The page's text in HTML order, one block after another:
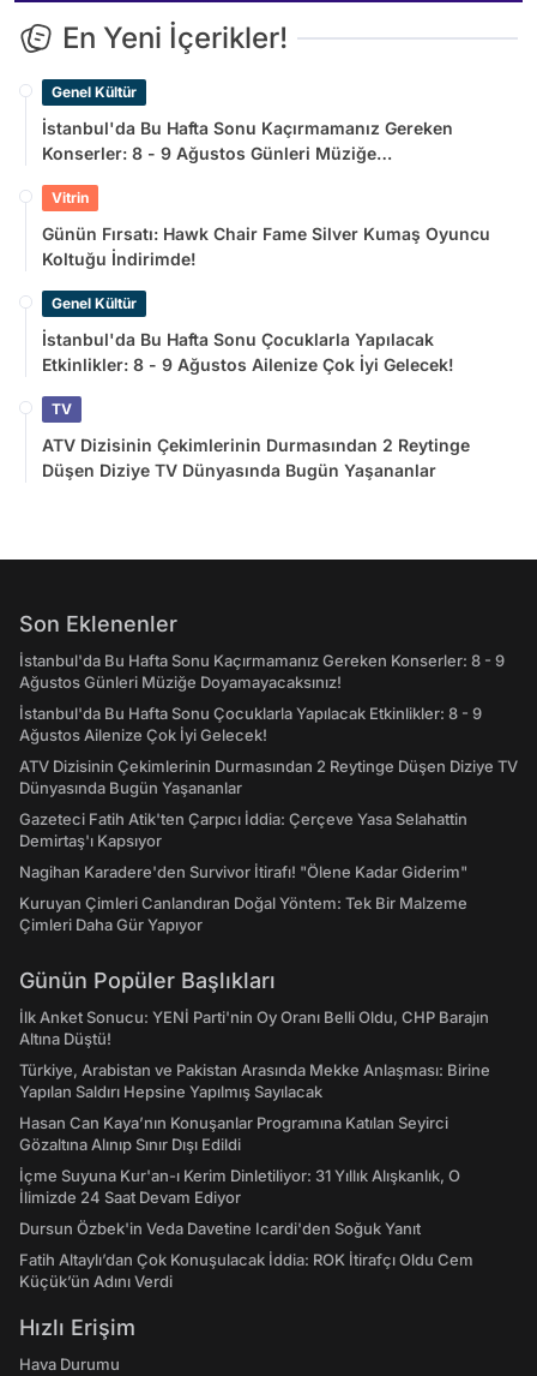
En Yeni İçerikler!
Genel Kültür
İstanbul'da Bu Hafta Sonu Kaçırmamanız Gereken
Konserler: 8 - 9 Ağustos Günleri Müziğe
Vitrin
Günün Fırsatı: Hawk Chair Fame Silver Kumaş Oyuncu
Koltuğu İndirimde!
Genel Kültür
İstanbul'da Bu Hafta Sonu Çocuklarla Yapılacak
Etkinlikler: 8 - 9 Ağustos Ailenize Çok İyi Gelecek!
TV
ATV Dizisinin Çekimlerinin Durmasından 2 Reytinge
Düşen Diziye TV Dünyasında Bugün Yaşananlar
Son Eklenenler
İstanbul'da Bu Hafta Sonu Kaçırmamanız Gereken Konserler: 8 - 9
Ağustos Günleri Müziğe Doyamayacaksınız!
İstanbul'da Bu Hafta Sonu Çocuklarla Yapılacak Etkinlikler: 8 - 9
Ağustos Ailenize Çok İyi Gelecek!
ATV Dizisinin Çekimlerinin Durmasından 2 Reytinge Düşen Diziye TV
Dünyasında Bugün Yaşananlar
Gazeteci Fatih Atik'ten Çarpıcı İddia: Çerçeve Yasa Selahattin
Demirtaş'ı Kapsıyor
Nagihan Karadere'den Survivor İtirafı! "Ölene Kadar Giderim"
Kuruyan Çimleri Canlandıran Doğal Yöntem: Tek Bir Malzeme
Çimleri Daha Gür Yapıyor
Günün Popüler Başlıkları
İlk Anket Sonucu: YENİ Parti'nin Oy Oranı Belli Oldu, CHP Barajın
Altına Düştü!
Türkiye, Arabistan ve Pakistan Arasında Mekke Anlaşması: Birine
Yapılan Saldırı Hepsine Yapılmış Sayılacak
Hasan Can Kaya’nın Konuşanlar Programına Katılan Seyirci
Gözaltına Alınıp Sınır Dışı Edildi
İçme Suyuna Kur'an-ı Kerim Dinletiliyor: 31 Yıllık Alışkanlık, O
İlimizde 24 Saat Devam Ediyor
Dursun Özbek'in Veda Davetine Icardi'den Soğuk Yanıt
Fatih Altaylı’dan Çok Konuşulacak İddia: ROK İtirafçı Oldu Cem
Küçük’ün Adını Verdi
Hızlı Erişim
Hava Durumu